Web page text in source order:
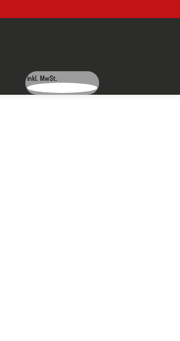
inkl. MwSt.